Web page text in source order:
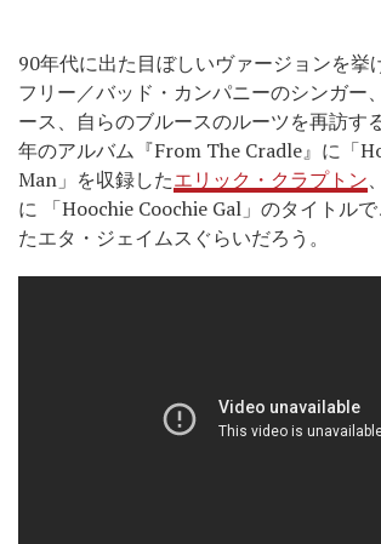
90年代に出た目ぼしいヴァージョンを挙
フリー／バッド・カンパニーのシンガー
ース、自らのブルースのルーツを再訪す
年のアルバム『From The Cradle』に「
Man」を収録したエリック・クラプトン
に 「Hoochie Coochie Gal」のタイトル
たエタ・ジェイムスぐらいだろう。